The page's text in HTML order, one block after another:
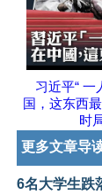
习近平“ 一
国，这东西
时
更多文章导
6名大学生跌